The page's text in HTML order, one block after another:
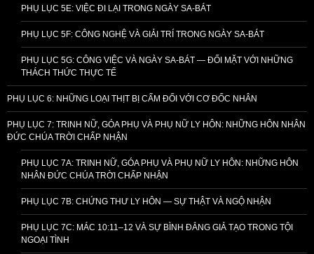
PHỤ LỤC 5E: VIỆC ĐI LẠI TRONG NGÀY SA-BÁT
PHỤ LỤC 5F: CÔNG NGHỆ VÀ GIẢI TRÍ TRONG NGÀY SA-BÁT
PHỤ LỤC 5G: CÔNG VIỆC VÀ NGÀY SA-BÁT — ĐỐI MẶT VỚI NHỮNG
THÁCH THỨC THỰC TẾ
PHỤ LỤC 6: NHỮNG LOẠI THỊT BỊ CẤM ĐỐI VỚI CƠ ĐỐC NHÂN
PHỤ LỤC 7: TRINH NỮ, GÓA PHỤ VÀ PHỤ NỮ LY HÔN: NHỮNG HÔN NHÂN
ĐỨC CHÚA TRỜI CHẤP NHẬN
PHỤ LỤC 7A: TRINH NỮ, GÓA PHỤ VÀ PHỤ NỮ LY HÔN: NHỮNG HÔN
NHÂN ĐỨC CHÚA TRỜI CHẤP NHẬN
PHỤ LỤC 7B: CHỨNG THƯ LY HÔN — SỰ THẬT VÀ NGỘ NHẬN
PHỤ LỤC 7C: MÁC 10:11–12 VÀ SỰ BÌNH ĐẲNG GIẢ TẠO TRONG TỘI
NGOẠI TÌNH